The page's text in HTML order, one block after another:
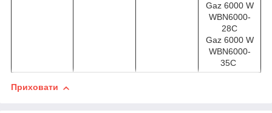
Gaz 6000 W
WBN6000-
28C
Gaz 6000 W
WBN6000-
35C
Приховати